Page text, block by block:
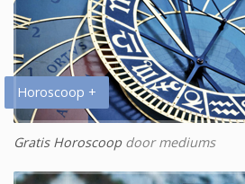
Horoscoop +
Gratis Horoscoopdoor mediums